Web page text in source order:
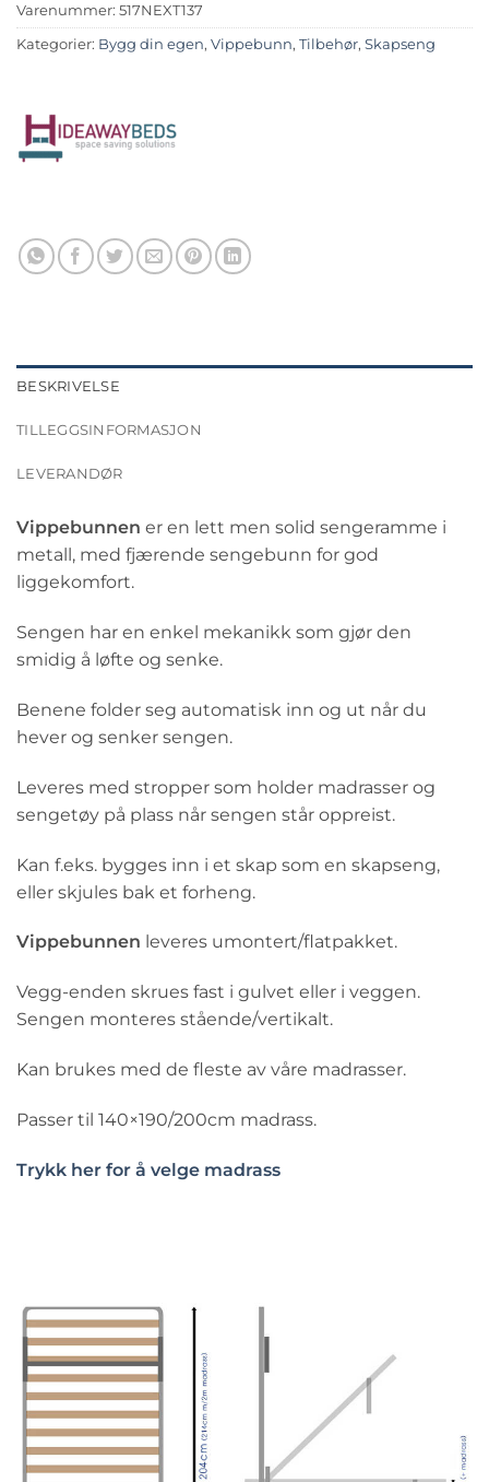
Varenummer: 517NEXT137
Kategorier: Bygg din egen, Vippebunn, Tilbehør, Skapseng
BESKRIVELSE
TILLEGGSINFORMASJON
LEVERANDØR
Vippebunnen er en lett men solid sengeramme i
metall, med fjærende sengebunn for god
liggekomfort.
Sengen har en enkel mekanikk som gjør den
smidig å løfte og senke.
Benene folder seg automatisk inn og ut når du
hever og senker sengen.
Leveres med stropper som holder madrasser og
sengetøy på plass når sengen står oppreist.
Kan f.eks. bygges inn i et skap som en skapseng,
eller skjules bak et forheng.
Vippebunnen leveres umontert/flatpakket.
Vegg-enden skrues fast i gulvet eller i veggen.
Sengen monteres stående/vertikalt.
Kan brukes med de fleste av våre madrasser.
Passer til 140×190/200cm madrass.
Trykk her for å velge madrass